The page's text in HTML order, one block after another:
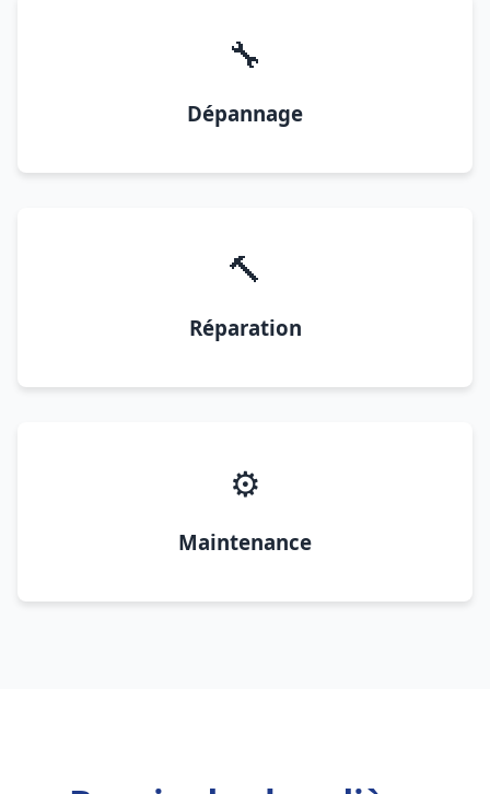
🔧
Dépannage
🔨
Réparation
⚙️
Maintenance